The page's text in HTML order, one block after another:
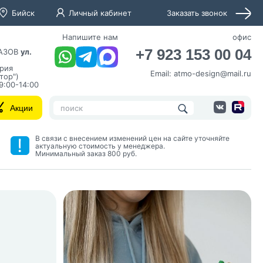
Бийск Личный кабинет Заказать звонок
ул.
14:00
Напишите нам офис
+7 923 153 00 04
Email: atmo-design@mail.ru
Акции
В связи с внесением изменений цен на сайте уточняйте
актуальную стоимость у менеджера.
Минимальный заказ 800 руб.
и согласие с